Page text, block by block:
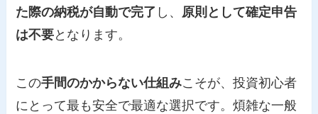
た際の納税が自動で完了 し、 原則として確定申告
は不要となります。
この手間のかからない仕組みこそが、投資初心者
にとって最も安全で最適な選択です。煩雑な一般